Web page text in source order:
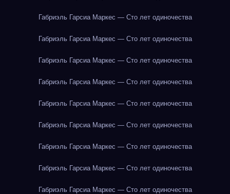
Габриэль Гарсиа Маркес — Сто лет одиночества
Габриэль Гарсиа Маркес — Сто лет одиночества
Габриэль Гарсиа Маркес — Сто лет одиночества
Габриэль Гарсиа Маркес — Сто лет одиночества
Габриэль Гарсиа Маркес — Сто лет одиночества
Габриэль Гарсиа Маркес — Сто лет одиночества
Габриэль Гарсиа Маркес — Сто лет одиночества
Габриэль Гарсиа Маркес — Сто лет одиночества
Габриэль Гарсиа Маркес — Сто лет одиночества